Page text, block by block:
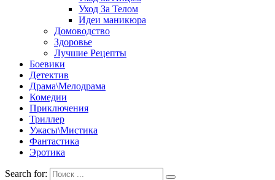
Уход За Телом
Идеи маникюра
Домоводство
Здоровье
Лучшие Рецепты
Боевики
Детектив
Драма\Мелодрама
Комедии
Приключения
Триллер
Ужасы\Мистика
Фантастика
Эротика
Search for: